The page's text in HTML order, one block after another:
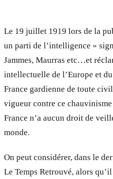
Le 19 juillet 1919 lors de la
un parti de l’intelligence »
Jammes, Maurras etc…et
intellectuelle de l’Europe et
France gardienne de toute
vigueur contre ce
France n’a aucun droit de
monde.
On peut considérer, dans le
Le Temps Retrouvé, alors